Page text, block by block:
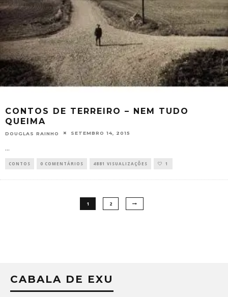
CONTOS DE TERREIRO – NEM TUDO
QUEIMA
DOUGLAS RAINHO SETEMBRO 14, 2015
...
CONTOS 0 COMENTÁRIOS 4881 VISUALIZAÇÕES 1
1 2
CABALA DE EXU